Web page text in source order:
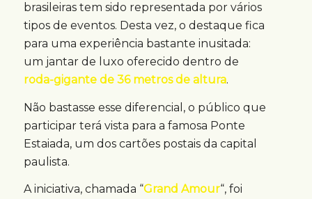
brasileiras tem sido representada por vários
tipos de eventos. Desta vez, o destaque fica
para uma experiência bastante inusitada:
um jantar de luxo oferecido dentro de
roda-gigante de 36 metros de altura.
Não bastasse esse diferencial, o público que
participar terá vista para a famosa Ponte
Estaiada, um dos cartões postais da capital
paulista.
A iniciativa, chamada “Grand Amour“, foi